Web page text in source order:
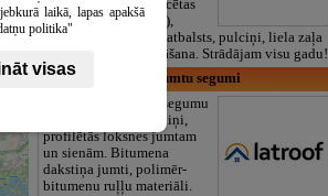
līdz 6 gadiem. Licencētas
programmas (LV/RU),
logopēds, speciālais atbalsts, pulciņi, liela zaļa
teritorija un 3x ēdināšana. Strādājam visu gadu!
Latroof Ltd, SIA, jumtu segumi
. Jumta segumu
materiāli, matāldakstiņi,
profilētās loksnes jumtam
un sienām. Bitumena
dakstiņa jumti, polimēr-
bitumenu ruļļu materiāli.
laikā, lapas apakšā
politika"
visas